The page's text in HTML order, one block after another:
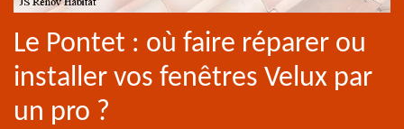
Le Pontet : où faire réparer ou
installer vos fenêtres Velux par
un pro ?